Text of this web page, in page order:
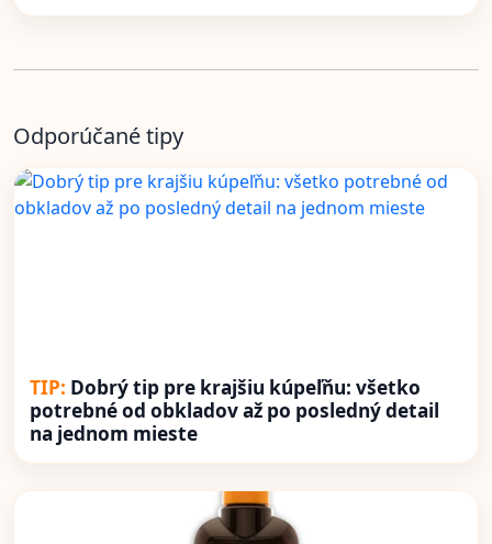
Odporúčané tipy
Dobrý tip pre krajšiu kúpeľňu: všetko
potrebné od obkladov až po posledný detail
na jednom mieste